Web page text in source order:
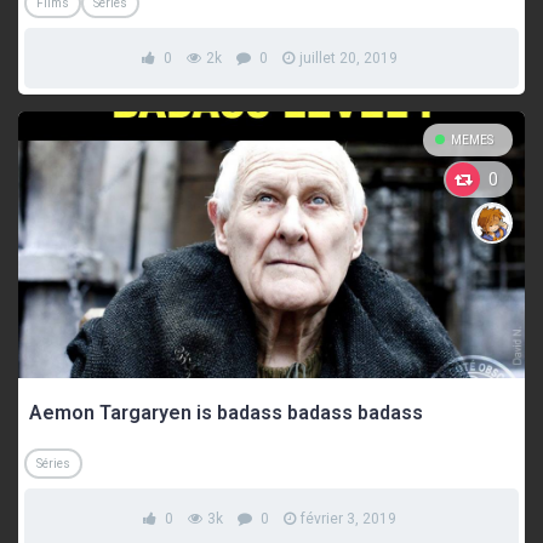
Films Séries
0 2k 0 juillet 20, 2019
MEMES
0
Aemon Targaryen is badass badass badass
Séries
0 3k 0 février 3, 2019